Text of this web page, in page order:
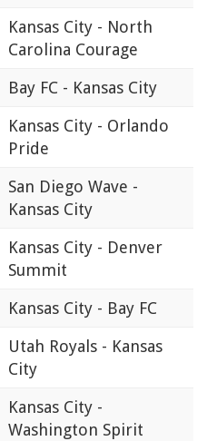
Kansas City - North
Carolina Courage
Bay FC - Kansas City
Kansas City - Orlando
Pride
San Diego Wave -
Kansas City
Kansas City - Denver
Summit
Kansas City - Bay FC
Utah Royals - Kansas
City
Kansas City -
Washington Spirit